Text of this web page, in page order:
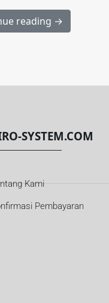
reading →
SYSTEM.COM
Kami
Pembayaran